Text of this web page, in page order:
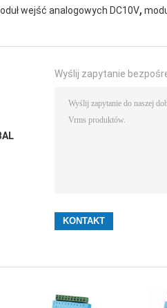
wejść analogowych DC10V,
Wyślij zapytanie